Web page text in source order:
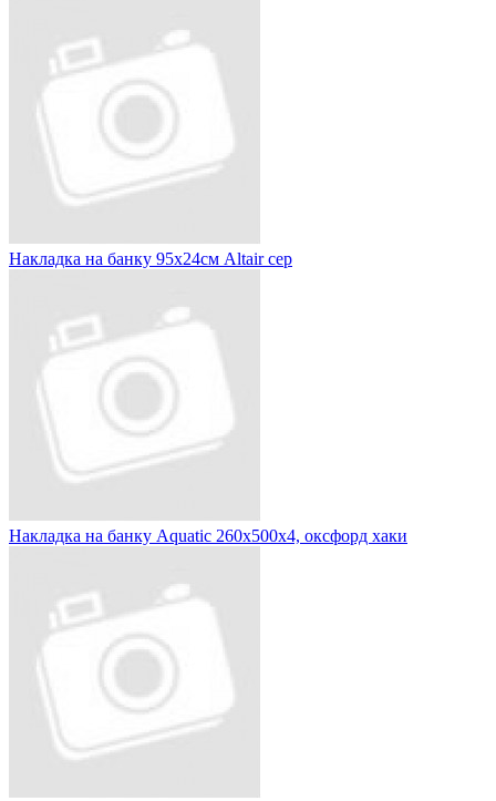
Накладка на банку 95х24см Altair сер
Накладка на банку Aquatic 260х500х4, оксфорд хаки